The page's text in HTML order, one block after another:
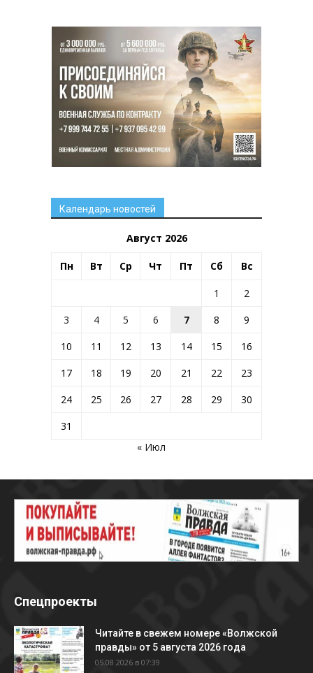
Календарь новостей
Август 2026
Пн Вт Ср Чт Пт Сб Вс
1
2
3
4 5 6 7 8
9
10
11 12 13 14 15
16
17
18 19 20 21 22
23
24
25 26 27 28 29
30
31
« Июл
Спецпроекты
Читайте в свежем номере «Волжской
правды» от 5 августа 2026 года
05.08.2026 в 07:39